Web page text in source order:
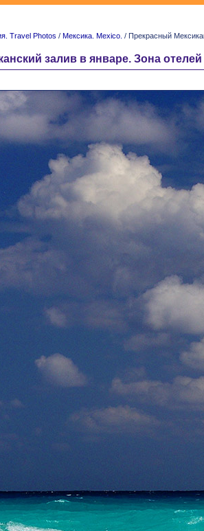
Travel Photos / Мексика. Mexico. / Прекрасный
залив в январе. Зона